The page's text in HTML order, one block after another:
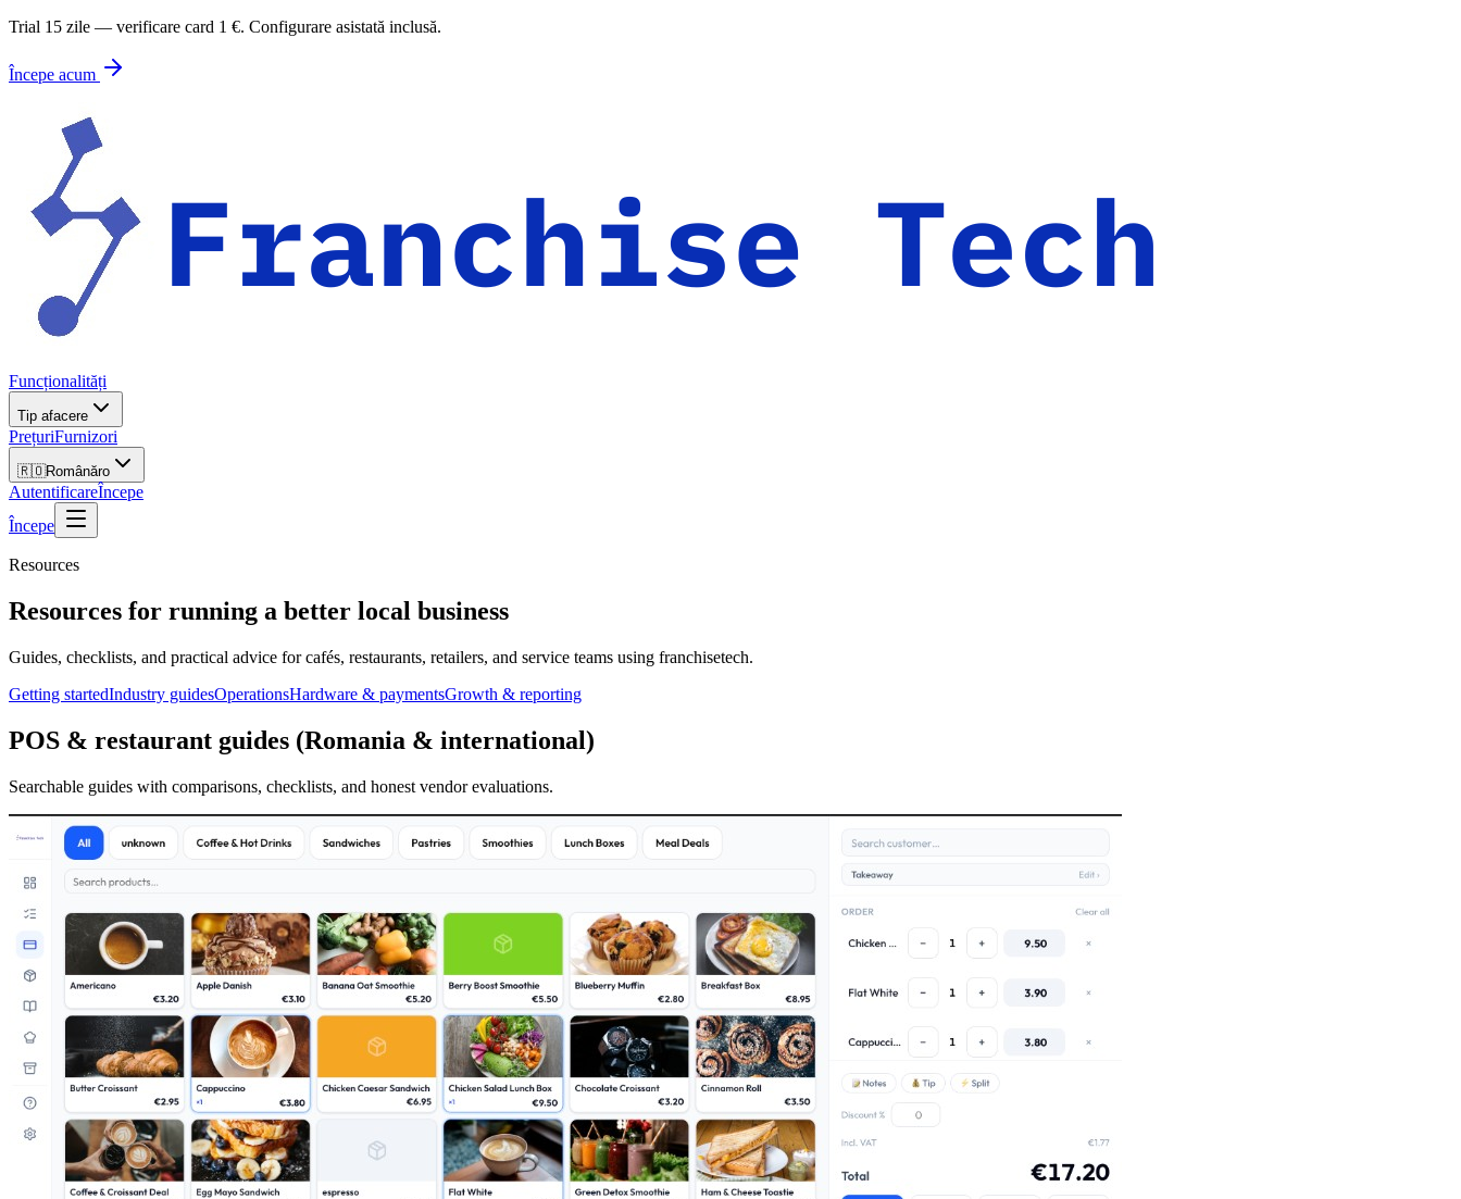
Trial 15 zile — verificare card 1 €. Configurare asistată inclusă.
Începe acum
Funcționalități
Tip afacere
PrețuriFurnizori
🇷🇴Românăro
AutentificareÎncepe
Începe
Resources
Resources for running a better local business
Guides, checklists, and practical advice for cafés, restaurants, retailers, and service teams using franchisetech.
Getting startedIndustry guidesOperationsHardware & paymentsGrowth & reporting
POS & restaurant guides (Romania & international)
Searchable guides with comparisons, checklists, and honest vendor evaluations.